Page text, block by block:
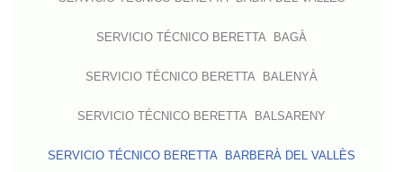
SERVICIO TÉCNICO BERETTA BAGÀ
SERVICIO TÉCNICO BERETTA BALENYÀ
SERVICIO TÉCNICO BERETTA BALSARENY
SERVICIO TÉCNICO BERETTA BARBERÀ DEL VALLÈS